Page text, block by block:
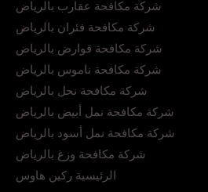
شركة مكافحة عقارب بالرياض
شركة مكافحة فئران بالرياض
شركة مكافحة قوارض بالرياض
شركة مكافحة ناموس بالرياض
شركة مكافحة نحل بالرياض
شركة مكافحة نمل أبيض بالرياض
شركة مكافحة نمل أسود بالرياض
شركة مكافحة وزغ بالرياض
الرئيسية ركين هاوس